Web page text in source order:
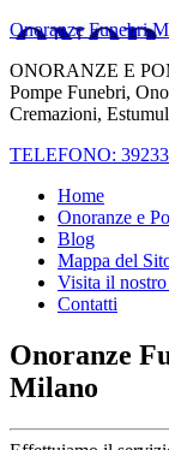
Onoranze Funebri
ONORANZE E
Pompe Funebri,
Cremazioni,
TELEFONO:
Home
Onoranze e
Blog
Mappa del
Visita il
Contatti
Onoranze
Milano